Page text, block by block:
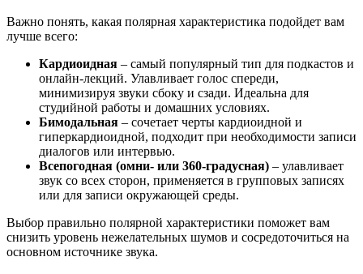
Важно понять, какая полярная характеристика подойдет вам
лучше всего:
Кардиоидная – самый популярный тип для подкастов и
онлайн-лекций. Улавливает голос спереди,
минимизируя звуки сбоку и сзади. Идеальна для
студийной работы и домашних условиях.
Бимодальная – сочетает черты кардиоидной и
гиперкардиоидной, подходит при необходимости записи
диалогов или интервью.
Всепогодная (омни- или 360-градусная) – улавливает
звук со всех сторон, применяется в групповых записях
или для записи окружающей среды.
Выбор правильно полярной характеристики поможет вам
снизить уровень нежелательных шумов и сосредоточиться на
основном источнике звука.